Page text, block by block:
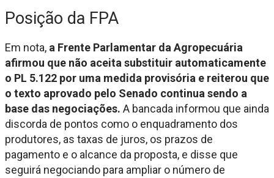
Posição da FPA
Em nota, a Frente Parlamentar da Agropecuária
afirmou que não aceita substituir automaticamente
o PL 5.122 por uma medida provisória e reiterou que
o texto aprovado pelo Senado continua sendo a
base das negociações. A bancada informou que ainda
discorda de pontos como o enquadramento dos
produtores, as taxas de juros, os prazos de
pagamento e o alcance da proposta, e disse que
seguirá negociando para ampliar o número de